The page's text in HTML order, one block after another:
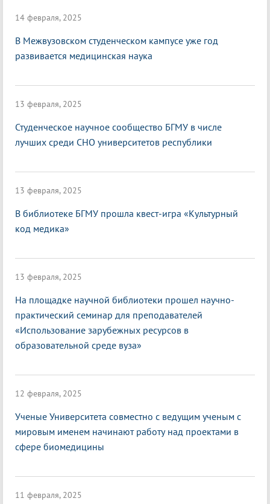
14 февраля, 2025
В Межвузовском студенческом кампусе уже год
развивается медицинская наука
13 февраля, 2025
Студенческое научное сообщество БГМУ в числе
лучших среди СНО университетов республики
13 февраля, 2025
В библиотеке БГМУ прошла квест-игра «Культурный
код медика»
13 февраля, 2025
На площадке научной библиотеки прошел научно-
практический семинар для преподавателей
«Использование зарубежных ресурсов в
образовательной среде вуза»
12 февраля, 2025
Ученые Университета совместно с ведущим ученым с
мировым именем начинают работу над проектами в
сфере биомедицины
11 февраля, 2025